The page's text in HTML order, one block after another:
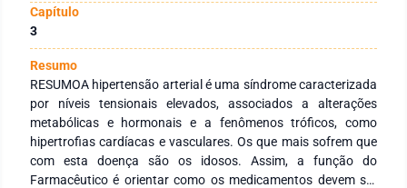
Capítulo
3
Resumo
RESUMOA hipertensão arterial é uma síndrome caracterizada
por níveis tensionais elevados, associados a alterações
metabólicas e hormonais e a fenômenos tróficos, como
hipertrofias cardíacas e vasculares. Os que mais sofrem que
com esta doença são os idosos. Assim, a função do
Farmacêutico é orientar como os medicamentos devem ser